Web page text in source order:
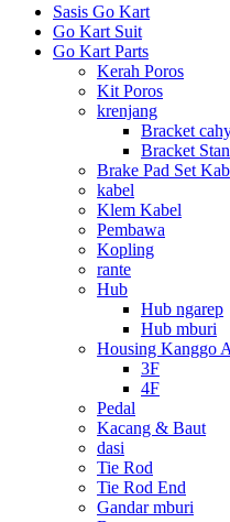
Sasis Go Kart
Go Kart Suit
Go Kart Parts
Kerah Poros
Kit Poros
krenjang
Bracket
Bracket
Brake Pad Set Kab
kabel
Klem Kabel
Pembawa
Kopling
rante
Hub
Hub ngarep
Hub mburi
Housing Kanggo
3F
4F
Pedal
Kacang & Baut
dasi
Tie Rod
Tie Rod End
Gandar mburi